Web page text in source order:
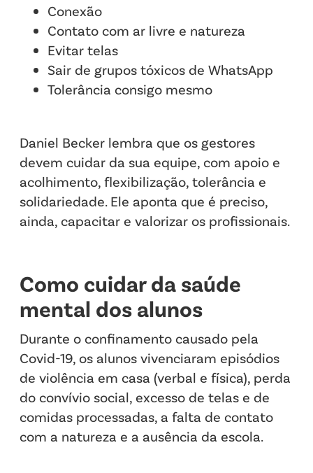
Conexão
Contato com ar livre e natureza
Evitar telas
Sair de grupos tóxicos de WhatsApp
Tolerância consigo mesmo
Daniel Becker lembra que os gestores
devem cuidar da sua equipe, com apoio e
acolhimento, flexibilização, tolerância e
solidariedade. Ele aponta que é preciso,
ainda, capacitar e valorizar os profissionais.
Como cuidar da saúde
mental dos alunos
Durante o confinamento causado pela
Covid-19, os alunos vivenciaram episódios
de violência em casa (verbal e física), perda
do convívio social, excesso de telas e de
comidas processadas, a falta de contato
com a natureza e a ausência da escola.